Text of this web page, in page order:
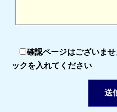
確認ページはございま
ックを入れてください